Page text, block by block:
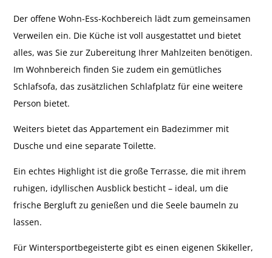
Der offene Wohn-Ess-Kochbereich lädt zum gemeinsamen
Verweilen ein. Die Küche ist voll ausgestattet und bietet
alles, was Sie zur Zubereitung Ihrer Mahlzeiten benötigen.
Im Wohnbereich finden Sie zudem ein gemütliches
Schlafsofa, das zusätzlichen Schlafplatz für eine weitere
Person bietet.
Weiters bietet das Appartement ein Badezimmer mit
Dusche und eine separate Toilette.
Ein echtes Highlight ist die große Terrasse, die mit ihrem
ruhigen, idyllischen Ausblick besticht – ideal, um die
frische Bergluft zu genießen und die Seele baumeln zu
lassen.
Für Wintersportbegeisterte gibt es einen eigenen Skikeller,